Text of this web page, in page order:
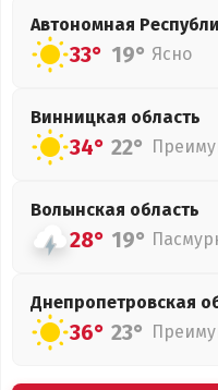
Автономная
33° 19° Ясно
Винницкая область
34° 22°
Волынская область
28° 19°
Днепропетровская
36° 23°